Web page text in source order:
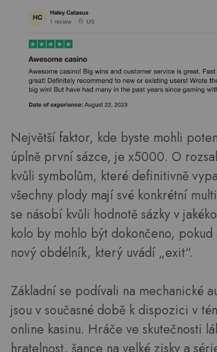
Největší faktor, kde byste mohli
úplně první sázce, je x5000. O
kvůli symbolům, které definitivně
všechny plody mají své konkrétní
se násobí kvůli hodnotě sázky v
kolo by mohlo být dokončeno, pokud
nový obdélník, který uvádí „exit“.
Základní se podívali na mechanické
jsou v současné době k dispozici v
online kasinu. Hráče ve skutečnosti